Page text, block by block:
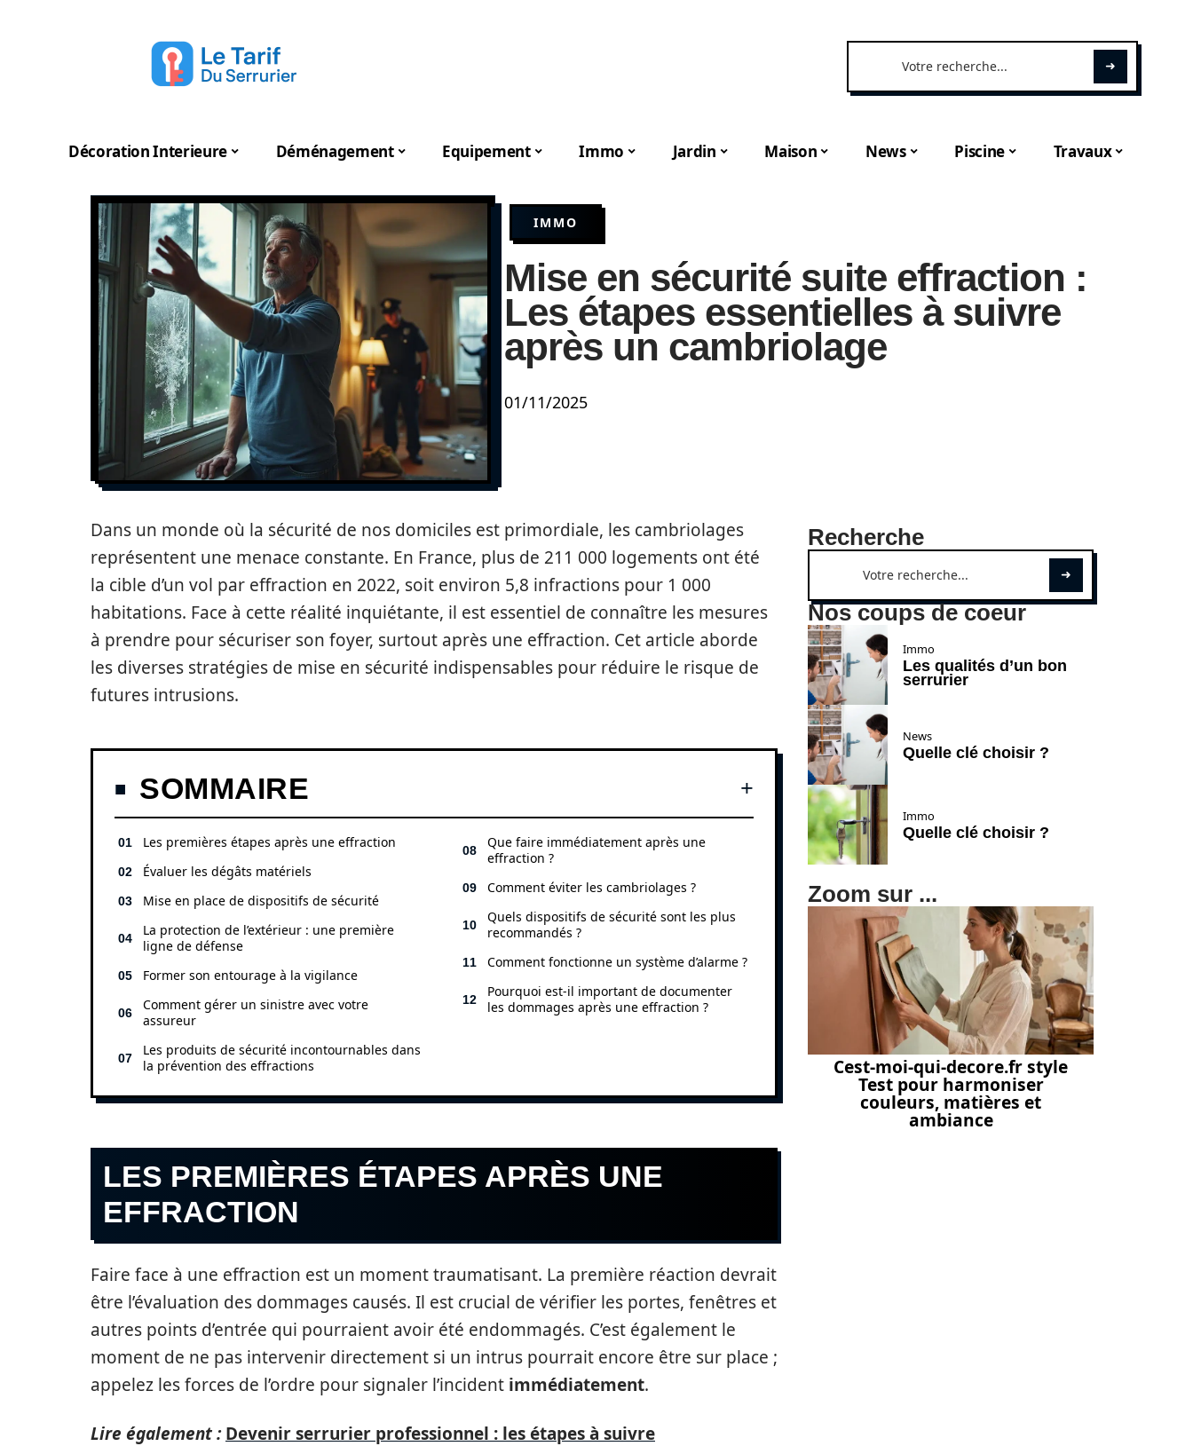
Décoration Interieure Déménagement Equipement Immo Jardin Maison News Piscine Travaux
IMMO
Mise en sécurité suite effraction :
Les étapes essentielles à suivre
après un cambriolage
01/11/2025
Dans un monde où la sécurité de nos domiciles est primordiale, les cambriolages
représentent une menace constante. En France, plus de 211 000 logements ont été
la cible d’un vol par effraction en 2022, soit environ 5,8 infractions pour 1 000
habitations. Face à cette réalité inquiétante, il est essentiel de connaître les mesures
à prendre pour sécuriser son foyer, surtout après une effraction. Cet article aborde
les diverses stratégies de mise en sécurité indispensables pour réduire le risque de
futures intrusions.
SOMMAIRE
Les premières étapes après une effraction
Évaluer les dégâts matériels
Mise en place de dispositifs de sécurité
La protection de l’extérieur : une première
ligne de défense
Former son entourage à la vigilance
Comment gérer un sinistre avec votre
assureur
Les produits de sécurité incontournables dans
la prévention des effractions
Que faire immédiatement après une
effraction ?
Comment éviter les cambriolages ?
Quels dispositifs de sécurité sont les plus
recommandés ?
Comment fonctionne un système d’alarme ?
Pourquoi est-il important de documenter
les dommages après une effraction ?
LES PREMIÈRES ÉTAPES APRÈS UNE
EFFRACTION
Faire face à une effraction est un moment traumatisant. La première réaction devrait
être l’évaluation des dommages causés. Il est crucial de vérifier les portes, fenêtres et
autres points d’entrée qui pourraient avoir été endommagés. C’est également le
moment de ne pas intervenir directement si un intrus pourrait encore être sur place ;
appelez les forces de l’ordre pour signaler l’incident immédiatement.
Lire également : Devenir serrurier professionnel : les étapes à suivre
Recherche
Nos coups de coeur
Immo
Les qualités d’un bon
serrurier
News
Quelle clé choisir ?
Immo
Quelle clé choisir ?
Zoom sur ...
Cest-moi-qui-decore.fr style
Test pour harmoniser
couleurs, matières et
ambiance